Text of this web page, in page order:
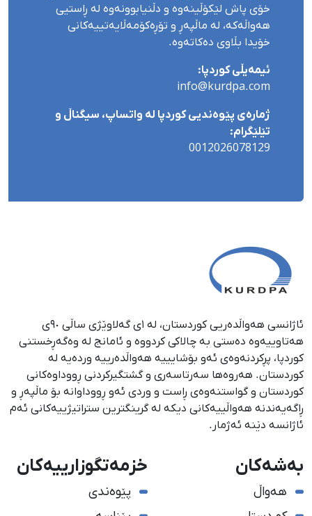
خۆی پاش لێکۆڵینەوە و دڵنیابوونەوە لە ڕاستیی
هەواڵەکە، لە ماڵپەڕ و تۆڕەکۆمەڵایەتییەکانی
خۆیدا بڵاوی دەکاتەوە.
ئیمەیڵی کوردپا:
info@kurdpa.com
ژمارەی پێوەندیی کوردپا لە واتساپ، سیگناڵ و
تێلێگرام:
0012026078129
ئاژانسی هەواڵدەریی کوردستان، لە ١ی گەلاوێژی ساڵی ٩٠ی
هەتاوییەوە دەستی بە چالاکی کردووە و ئامانج لە وەگەڕخستنی
كوردپا، پڕكردنەوەی ئەو بۆشایییە هەواڵدەرییە وردەیە لە
كوردستان. هەروەها سەرتاسەری و گشتگیركردنی ڕووداوەكانی
كوردستان و گواستنەوەی ڕاست و وردی ئەو ڕووداوانە بۆ ماڵپەڕ و
ڕاگەیەندنە هەواڵییەكانی دیكە لە گرینگترین ستراتیژییەكانی ئەم
ئاژانسە دێنە ئەژمار.
بەشەکان
هەواڵ
خزمەتگوزارییەکان
پێوەندی